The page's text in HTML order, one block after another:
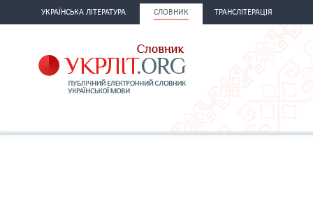
УКРАЇНСЬКА ЛІТЕРАТУРА СЛОВНИК ТРАНСЛІТЕРАЦІЯ